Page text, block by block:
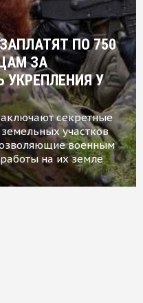
ПО 750
ЗА
УКРЕПЛЕНИЯ У
секретные
участков
военным
на их земле